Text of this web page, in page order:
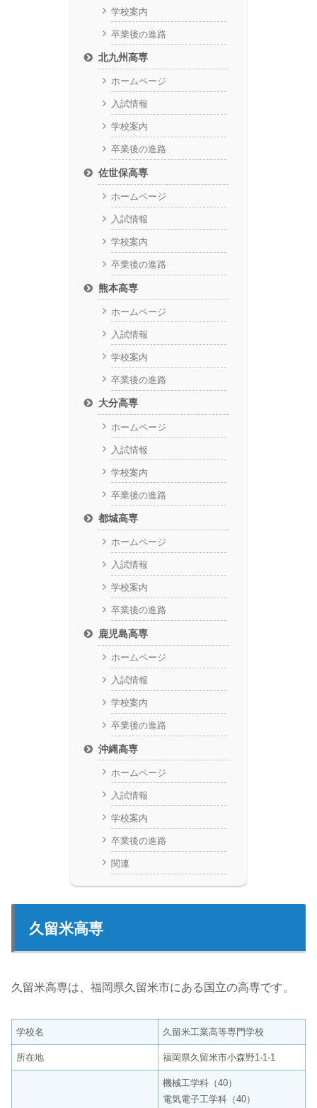
学校案内
卒業後の進路
北九州高専
ホームページ
入試情報
学校案内
卒業後の進路
佐世保高専
ホームページ
入試情報
学校案内
卒業後の進路
熊本高専
ホームページ
入試情報
学校案内
卒業後の進路
大分高専
ホームページ
入試情報
学校案内
卒業後の進路
都城高専
ホームページ
入試情報
学校案内
卒業後の進路
鹿児島高専
ホームページ
入試情報
学校案内
卒業後の進路
沖縄高専
ホームページ
入試情報
学校案内
卒業後の進路
関連
久留米高専
久留米高専は、福岡県久留米市にある国立の高専です。
学校名 久留米工業高等専門学校
所在地 福岡県久留米市小森野1-1-1
機械工学科（40）
電気電子工学科（40）